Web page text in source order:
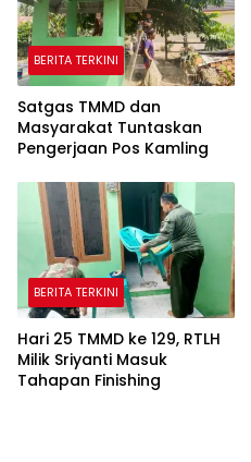
BERITA TERKINI
Satgas TMMD dan
Masyarakat Tuntaskan
Pengerjaan Pos Kamling
BERITA TERKINI
Hari 25 TMMD ke 129, RTLH
Milik Sriyanti Masuk
Tahapan Finishing